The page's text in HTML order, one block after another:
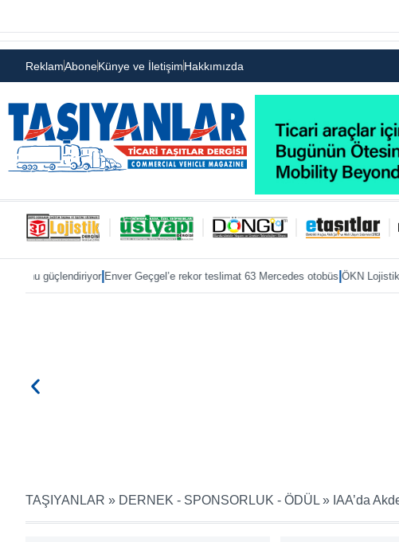
ReklamAboneKünye ve İletişimHakkımızda
Enver Geçgel’e rekor teslimat 63 Mercedes otobüs |ÖKN Lojistik’e ilk Master Red
TAŞIYANLAR » DERNEK - SPONSORLUK - ÖDÜL » IAA’da